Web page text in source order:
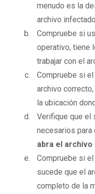
menudo es la
archivo
Compruebe si
operativo, tiene
trabajar con el
Compruebe si
archivo
la ubicación
Verifique que el
necesarios para
abra el archivo
Compruebe si
sucede que el
completo de la